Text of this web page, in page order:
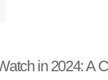
in 2024: A